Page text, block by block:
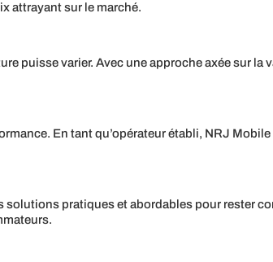
attrayant sur le marché.
puisse varier. Avec une approche axée sur la
En tant qu’opérateur établi, NRJ
pratiques et abordables pour rester